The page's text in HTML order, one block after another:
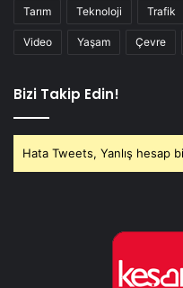
Tarım Teknoloji Trafik
Video Yaşam Çevre
Bizi Takip Edin!
Hata Tweets, Yanlış hesap